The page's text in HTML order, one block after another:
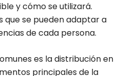
y cómo se utilizará.
que se pueden adaptar a
de cada persona.
es la distribución en
principales de la